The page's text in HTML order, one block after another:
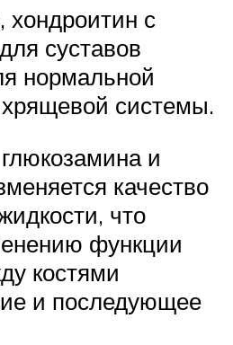
хондроитин с
суставов
нормальной
системы.
и
качество
что
функции
костями
и последующее